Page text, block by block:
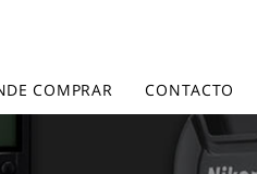
COMPRAR CONTACTO